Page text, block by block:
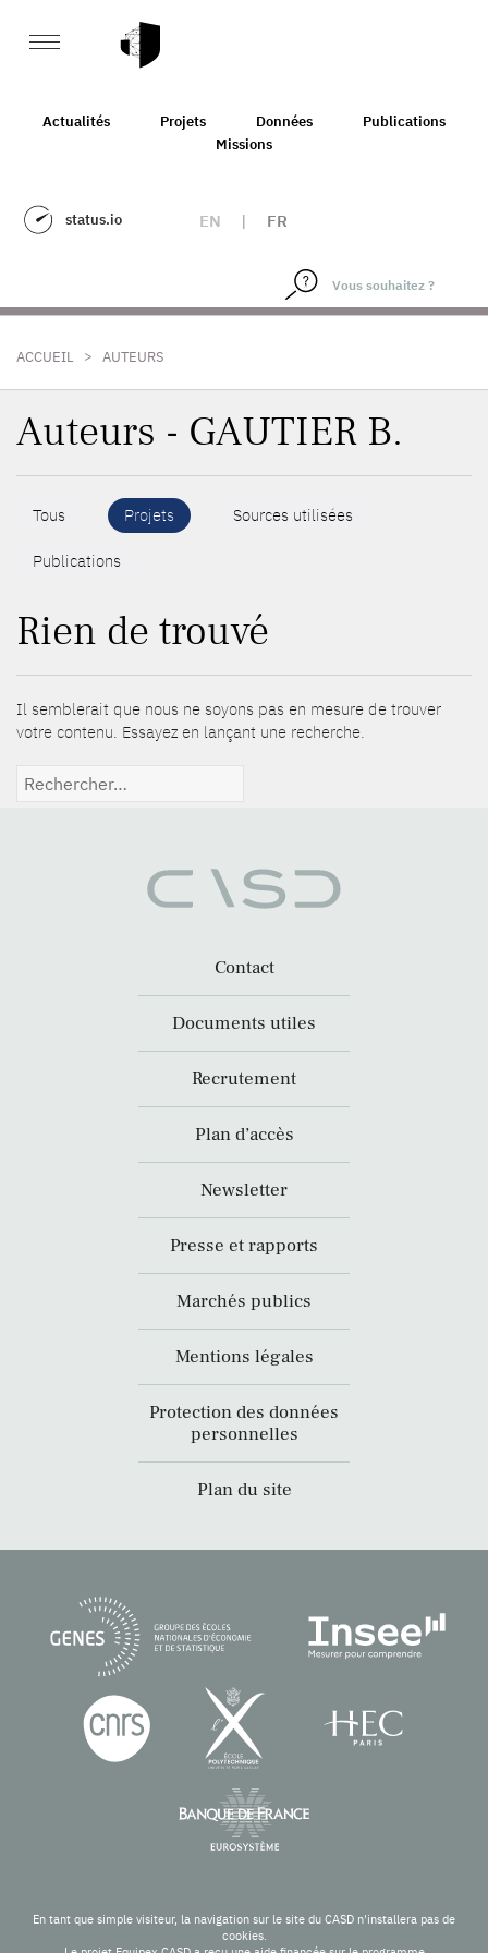
Actualités Projets Données
Publications
Missions
status.io EN | FR
ACCUEIL > AUTEURS
Auteurs - GAUTIER B.
Tous Projets Sources utilisées
Publications
Rien de trouvé
Il semblerait que nous ne soyons pas en mesure de trouver
votre contenu. Essayez en lançant une recherche.
Rechercher :
Contact
Documents utiles
Recrutement
Plan d’accès
Newsletter
Presse et rapports
Marchés publics
Mentions légales
Protection des données
personnelles
Plan du site
En tant que simple visiteur, la navigation sur le site du CASD n'installera pas de
cookies.